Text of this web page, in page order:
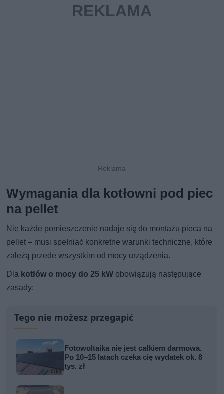
Wymagania dla kotłowni pod piec
na pellet
Nie każde pomieszczenie nadaje się do montażu pieca na
pellet – musi spełniać konkretne warunki techniczne, które
zależą przede wszystkim od mocy urządzenia.
Dla kotłów o mocy do 25 kW obowiązują następujące
zasady:
Tego nie możesz przegapić
Fotowoltaika nie jest całkiem darmowa.
Po 10–15 latach czeka cię wydatek ok. 8
tys. zł